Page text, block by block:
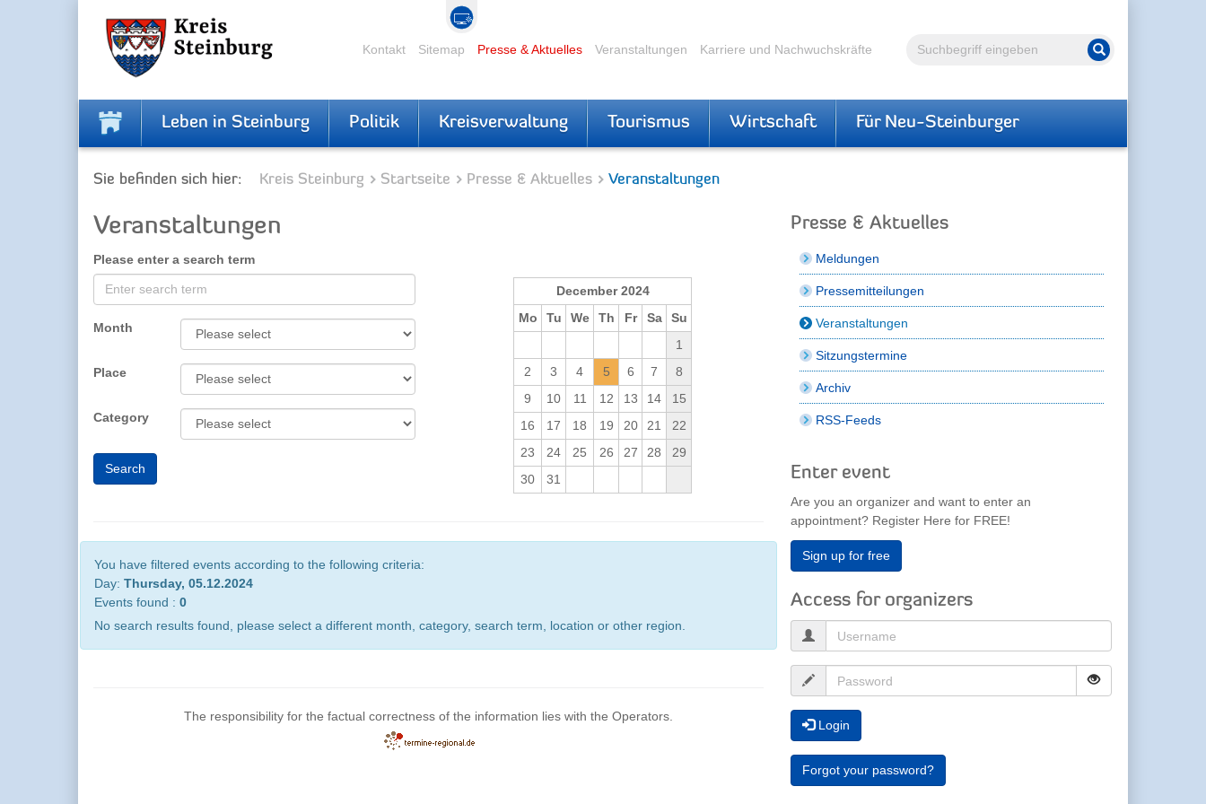
Volltextsuche Suche starten
Kontakt Sitemap Presse & Aktuelles Veranstaltungen Karriere und Nachwuchskräfte
Leben in Steinburg Politik Kreisverwaltung Tourismus Wirtschaft Für Neu-Steinburger
Sie befinden sich hier: Kreis Steinburg Startseite Presse & Aktuelles Veranstaltungen
Veranstaltungen
December 2024
Mo
Tu We Th Fr Sa
Su
1
2
3 4 5 6 7
8
9
10 11 12 13 14
15
16
17 18 19 20 21
22
23
24 25 26 27 28
29
30
31
Please enter a search term
Month
Place
Category
You have filtered events according to the following criteria:
Day: Thursday, 05.12.2024
Events found : 0
No search results found, please select a different month, category, search term, location or other region.
The responsibility for the factual correctness of the information lies with the Operators.
Presse & Aktuelles
Meldungen
Pressemitteilungen
Veranstaltungen
Sitzungstermine
Archiv
RSS-Feeds
Enter event
Are you an organizer and want to enter an
appointment? Register Here for FREE!
Sign up for free
Access for organizers
Login
Forgot your password?